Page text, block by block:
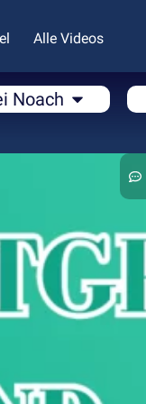
Alle Videos
Noach